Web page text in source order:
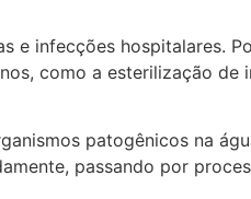
e infecções hospitalares.
como a esterilização de
patogênicos na
passando por